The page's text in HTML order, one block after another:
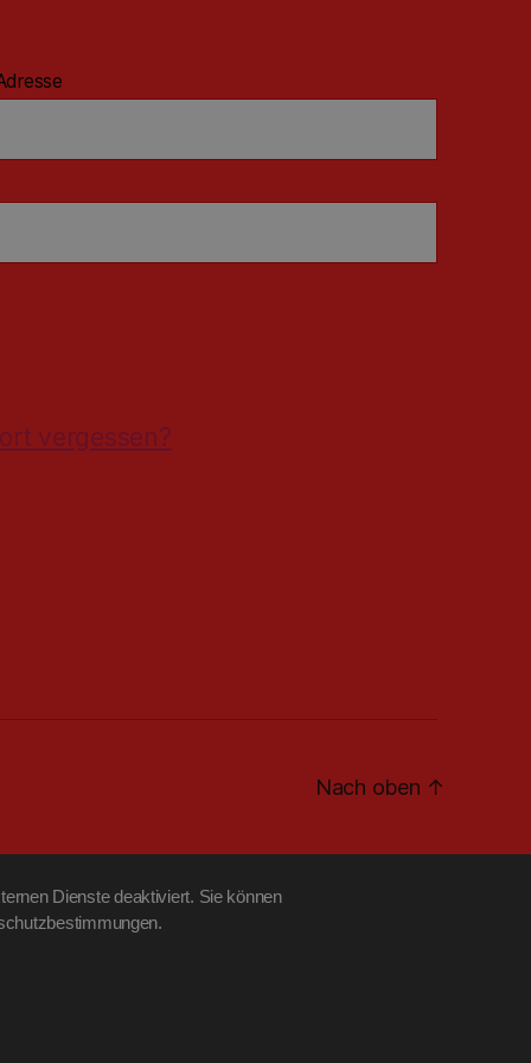
vergessen?
Nach oben ↑
Dienste deaktiviert. Sie können